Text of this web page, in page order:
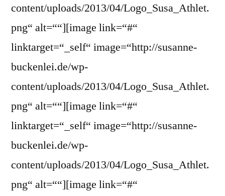
content/uploads/2013/04/Logo_Susa_Athlet.
png“ alt=““][image link=“#“
linktarget=“_self“ image=“http://susanne-
buckenlei.de/wp-
content/uploads/2013/04/Logo_Susa_Athlet.
png“ alt=““][image link=“#“
linktarget=“_self“ image=“http://susanne-
buckenlei.de/wp-
content/uploads/2013/04/Logo_Susa_Athlet.
png“ alt=““][image link=“#“